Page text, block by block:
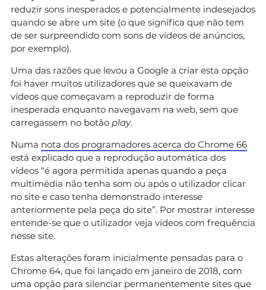
reduzir sons inesperados e potencialmente indesejados
quando se abre um site (o que significa que não tem
de ser surpreendido com sons de vídeos de anúncios,
por exemplo).
Uma das razões que levou a Google a criar esta opção
foi haver muitos utilizadores que se queixavam de
vídeos que começavam a reproduzir de forma
inesperada enquanto navegavam na web, sem que
carregassem no botão play.
Numa nota dos programadores acerca do Chrome 66
está explicado que a reprodução automática dos
vídeos “é agora permitida apenas quando a peça
multimédia não tenha som ou após o utilizador clicar
no site e caso tenha demonstrado interesse
anteriormente pela peça do site”. Por mostrar interesse
entende-se que o utilizador veja vídeos com frequência
nesse site.
Estas alterações foram inicialmente pensadas para o
Chrome 64, que foi lançado em janeiro de 2018, com
uma opção para silenciar permanentemente sites que